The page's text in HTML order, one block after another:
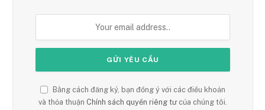
Bằng cách đăng ký, bạn đồng ý với các điều khoản
và thỏa thuận Chính sách quyền riêng tư của chúng tôi.